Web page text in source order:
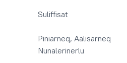
Suliffisat
Piniarneq, Aalisarneq
Nunalerinerlu